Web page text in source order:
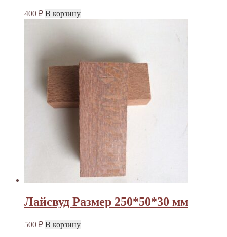
400 ₽ В корзину
Лайсвуд Размер 250*50*30 мм
500 ₽ В корзину